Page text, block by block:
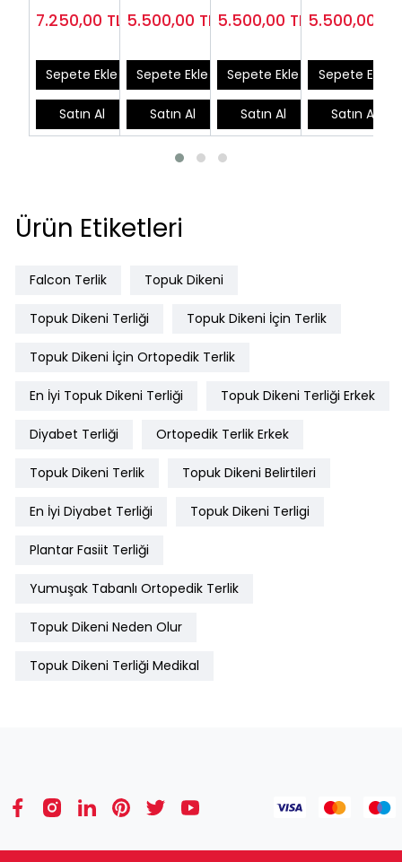
Erkek EPT-
7.250,00 TL
Sepete Ekle
Satın Al
EPTODT175S (
5.500,00 TL
Sepete Ekle
Satın Al
Bej
5.500,00 TL
Sepete Ekle
Satın Al
Kahverengi
5.500,00
Sepete Ekle
Satın Al
Ürün Etiketleri
Falcon Terlik Topuk Dikeni
Topuk Dikeni Terliği Topuk Dikeni İçin Terlik
Topuk Dikeni İçin Ortopedik Terlik
En İyi Topuk Dikeni Terliği Topuk Dikeni Terliği Erkek
Diyabet Terliği Ortopedik Terlik Erkek
Topuk Dikeni Terlik Topuk Dikeni Belirtileri
En İyi Diyabet Terliği Topuk Dikeni Terligi
Plantar Fasiit Terliği
Yumuşak Tabanlı Ortopedik Terlik
Topuk Dikeni Neden Olur
Topuk Dikeni Terliği Medikal